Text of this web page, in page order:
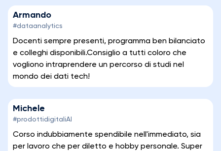
Armando
#dataanalytics
Docenti sempre presenti, programma ben bilanciato
e colleghi disponibili.Consiglio a tutti coloro che
vogliono intraprendere un percorso di studi nel
mondo dei dati tech!
Michele
#prodottidigitaliAI
Corso indubbiamente spendibile nell'immediato, sia
per lavoro che per diletto e hobby personale. Super